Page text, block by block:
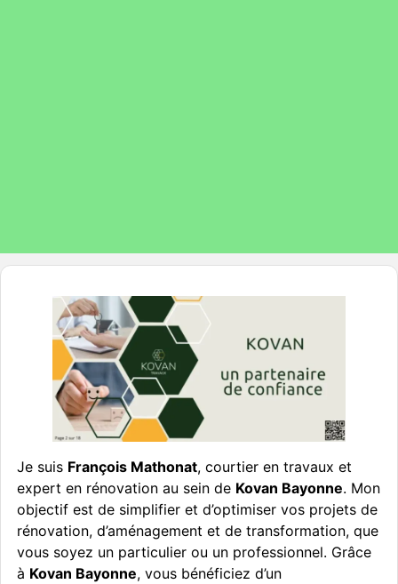
Je suis François Mathonat, courtier en travaux et
expert en rénovation au sein de Kovan Bayonne. Mon
objectif est de simplifier et d’optimiser vos projets de
rénovation, d’aménagement et de transformation, que
vous soyez un particulier ou un professionnel. Grâce
à Kovan Bayonne, vous bénéficiez d’un